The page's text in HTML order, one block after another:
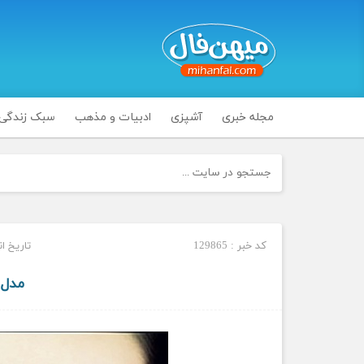
مجله خبری آشپزی ادبیات و مذهب سبک
کد خبر : 129865 تاریخ